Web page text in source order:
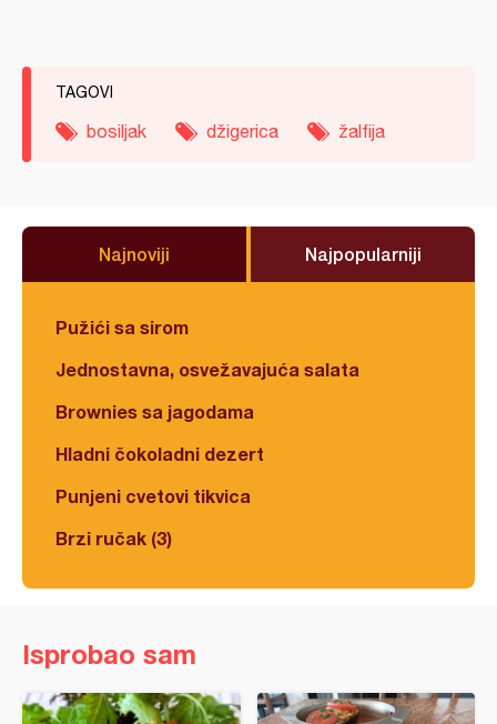
TAGOVI
bosiljak džigerica žalfija
Najnoviji Najpopularniji
Pužići sa sirom
Jednostavna, osvežavajuća salata
Brownies sa jagodama
Hladni čokoladni dezert
Punjeni cvetovi tikvica
Brzi ručak (3)
Isprobao sam